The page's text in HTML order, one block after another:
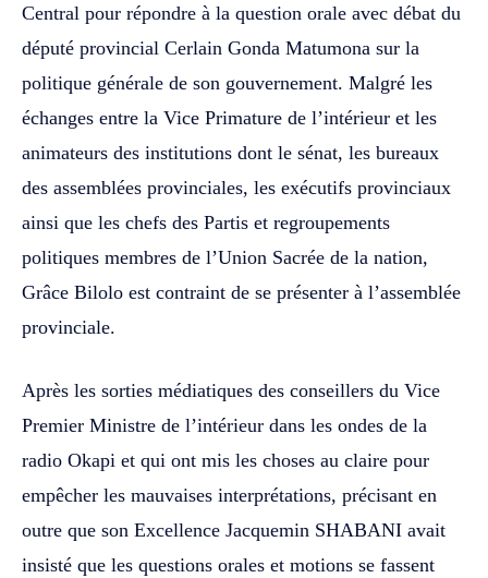
Central pour répondre à la question orale avec débat du
député provincial Cerlain Gonda Matumona sur la
politique générale de son gouvernement. Malgré les
échanges entre la Vice Primature de l’intérieur et les
animateurs des institutions dont le sénat, les bureaux
des assemblées provinciales, les exécutifs provinciaux
ainsi que les chefs des Partis et regroupements
politiques membres de l’Union Sacrée de la nation,
Grâce Bilolo est contraint de se présenter à l’assemblée
provinciale.
Après les sorties médiatiques des conseillers du Vice
Premier Ministre de l’intérieur dans les ondes de la
radio Okapi et qui ont mis les choses au claire pour
empêcher les mauvaises interprétations, précisant en
outre que son Excellence Jacquemin SHABANI avait
insisté que les questions orales et motions se fassent